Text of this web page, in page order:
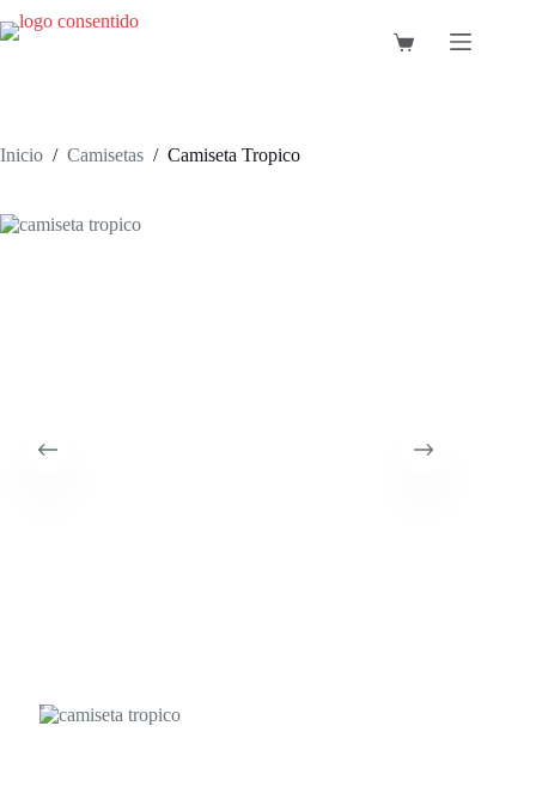
al
Carro
Inicio / Camisetas / Camiseta Tropico